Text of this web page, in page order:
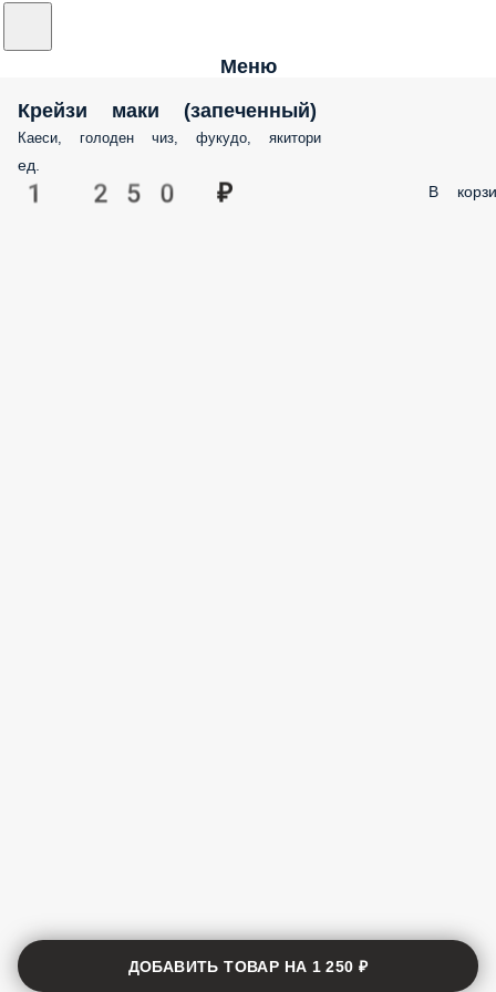
Меню
Крейзи маки (запеченный)
Каеси, голоден чиз, фукудо, якитори
ед.
1 250 ₽ В
ДОБАВИТЬ ТОВАР НА 1 250 ₽